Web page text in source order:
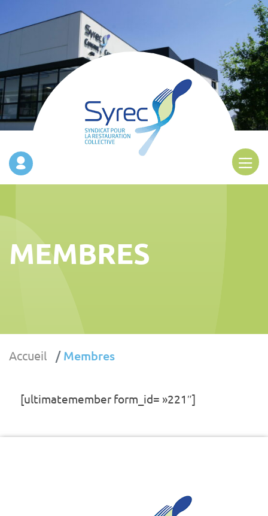
MEMBRES
Accueil Membres
[ultimatemember form_id= »221″]